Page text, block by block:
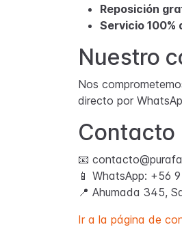
Reposición
Servicio 100%
Nuestro
Nos
directo por
Contacto
📧
📱 WhatsApp: +56
📍 Ahumada 345,
Ir a la página de